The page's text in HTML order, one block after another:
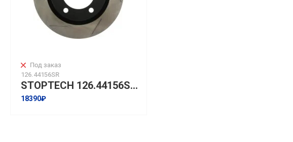
Под заказ
126.44156SR
STOPTECH 126.44156SR Диск передний правый для TOYOTA Land Cruiser 200 ランドクルーザー / シグナス, LEXUS LX570 (2015+) I 354x32mm
18390₽